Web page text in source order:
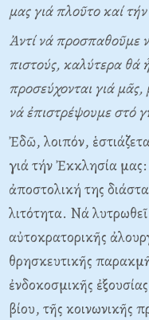
μας γιά πλοῦτο καί
Ἀντί νά προσπαθοῦμε
πιστούς, καλύτερα θά
προσεύχονται γιά
νά ἐπιστρέψουμε στό
Ἐδῶ, λοιπόν,
γιά τήν Ἐκκλησία
ἀποστολική της
λιτότητα. Nά
αὐτοκρατορικῆς
θρησκευτικῆς
ἐνδοκοσμικῆς
βίου, τῆς κοινωνικῆς